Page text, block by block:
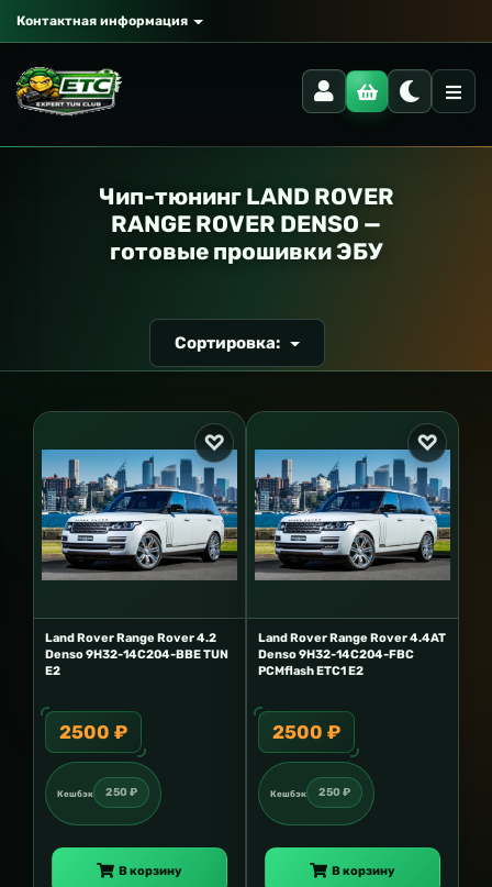
Контактная информация
Чип-тюнинг LAND ROVER
RANGE ROVER DENSO —
готовые прошивки ЭБУ
Сортировка:
Land Rover Range Rover 4.2
Denso 9H32-14C204-BBE TUN
E2
2500 ₽
Кешбэк 250 ₽
В корзину
Land Rover Range Rover 4.4AT
Denso 9H32-14C204-FBC
PCMflash ETC1 E2
2500 ₽
Кешбэк 250 ₽
В корзину